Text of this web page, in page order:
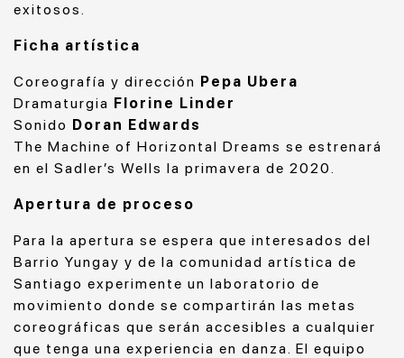
exitosos.
Ficha artística
Coreografía y dirección Pepa Ubera
Dramaturgia Florine Linder
Sonido Doran Edwards
The Machine of Horizontal Dreams se estrenará
en el Sadler’s Wells la primavera de 2020.
Apertura de proceso
Para la apertura se espera que interesados del
Barrio Yungay y de la comunidad artística de
Santiago experimente un laboratorio de
movimiento donde se compartirán las metas
coreográficas que serán accesibles a cualquier
que tenga una experiencia en danza. El equipo